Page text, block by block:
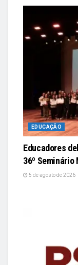
EDUCAÇÃO
Educadores
36º
5 de agosto de 2026